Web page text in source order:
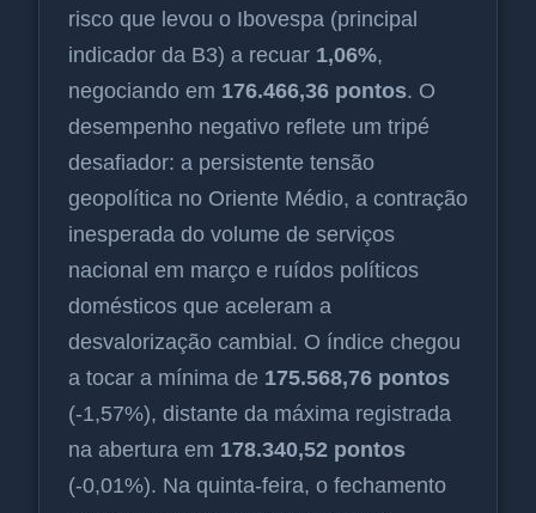
risco que levou o Ibovespa (principal
indicador da B3) a recuar 1,06%,
negociando em 176.466,36 pontos. O
desempenho negativo reflete um tripé
desafiador: a persistente tensão
geopolítica no Oriente Médio, a contração
inesperada do volume de serviços
nacional em março e ruídos políticos
domésticos que aceleram a
desvalorização cambial. O índice chegou
a tocar a mínima de 175.568,76 pontos
(-1,57%), distante da máxima registrada
na abertura em 178.340,52 pontos
(-0,01%). Na quinta-feira, o fechamento